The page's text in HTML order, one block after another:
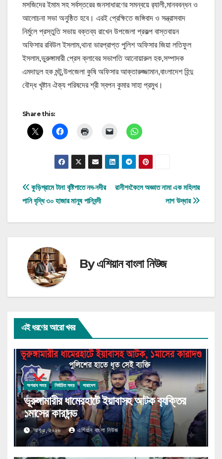
মসজিদের ইমাম সহ সর্বস্তরের জনসাধারণের সমন্বয়ে র‌্যালী,মানববন্ধন ও
আলোচনা সভা অনুষ্ঠিত হবে। এরই প্রেক্ষিতে জঙ্গিবাদ ও সন্ত্রাসবাদ
নির্মুলে প্রস্তুতি সভায় বক্তব্য রাখেন উপজেলা প্রকল্প বাস্তবায়ন
অফিসার রবিউল ইসলাম,থানা ভারপ্রাপ্ত পুলিশ অফিসার জিয়া লতিফুল
ইসলাম,ভুরুঙ্গামারী প্রেস ক্লাবের সভাপতি আনোয়ারুল হক,সম্পাদক
এমদাদুল হক মন্টু,উপজেলা কুষি অফিসার আক্তারুজ্জামান,বাংলাদেশ হিন্দু
বৌদ্ধ খৃষ্টান ঐক্য পরিষদের শ্রী স্বপন কুমার সাহা প্রমুখ।
Share this:
Post
navigation
রানীশংকৈলে অজ্ঞাত নামা এক মহিলার
লাশ উদ্ধার
কুড়িগ্রামে টানা বৃষ্টিপাতে নদ-নদীর
পানি বৃদ্ধি ৩০ হাজার মানুষ পানিবন্দী
Byএশিয়ান বাংলা নিউজ
এই ধরণের আরো খবর
অপরাধ সময় নির্বাচিত সময় সারাদেশ
ভূরুঙ্গামারীর ধামেরহাটে ইয়াবাসহ আটক ব‍্যক্তির
১মাসের কারাদন্ড
আগ ৫, ২০২৬ এশিয়ান বাংলা নিউজ